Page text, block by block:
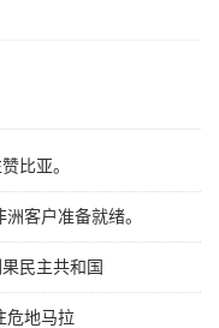
比亚。
客户准备就绪。
民主共和国
危地马拉